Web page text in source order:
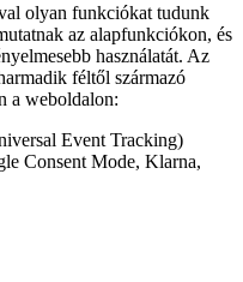
olyan funkciókat tudunk
az alapfunkciókon, és
használatát. Az
féltől származó
a weboldalon:
Event Tracking)
Consent Mode, Klarna,